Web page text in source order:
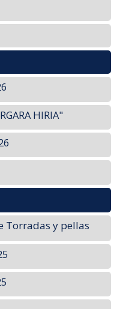
HIRIA"
Torradas y pellas